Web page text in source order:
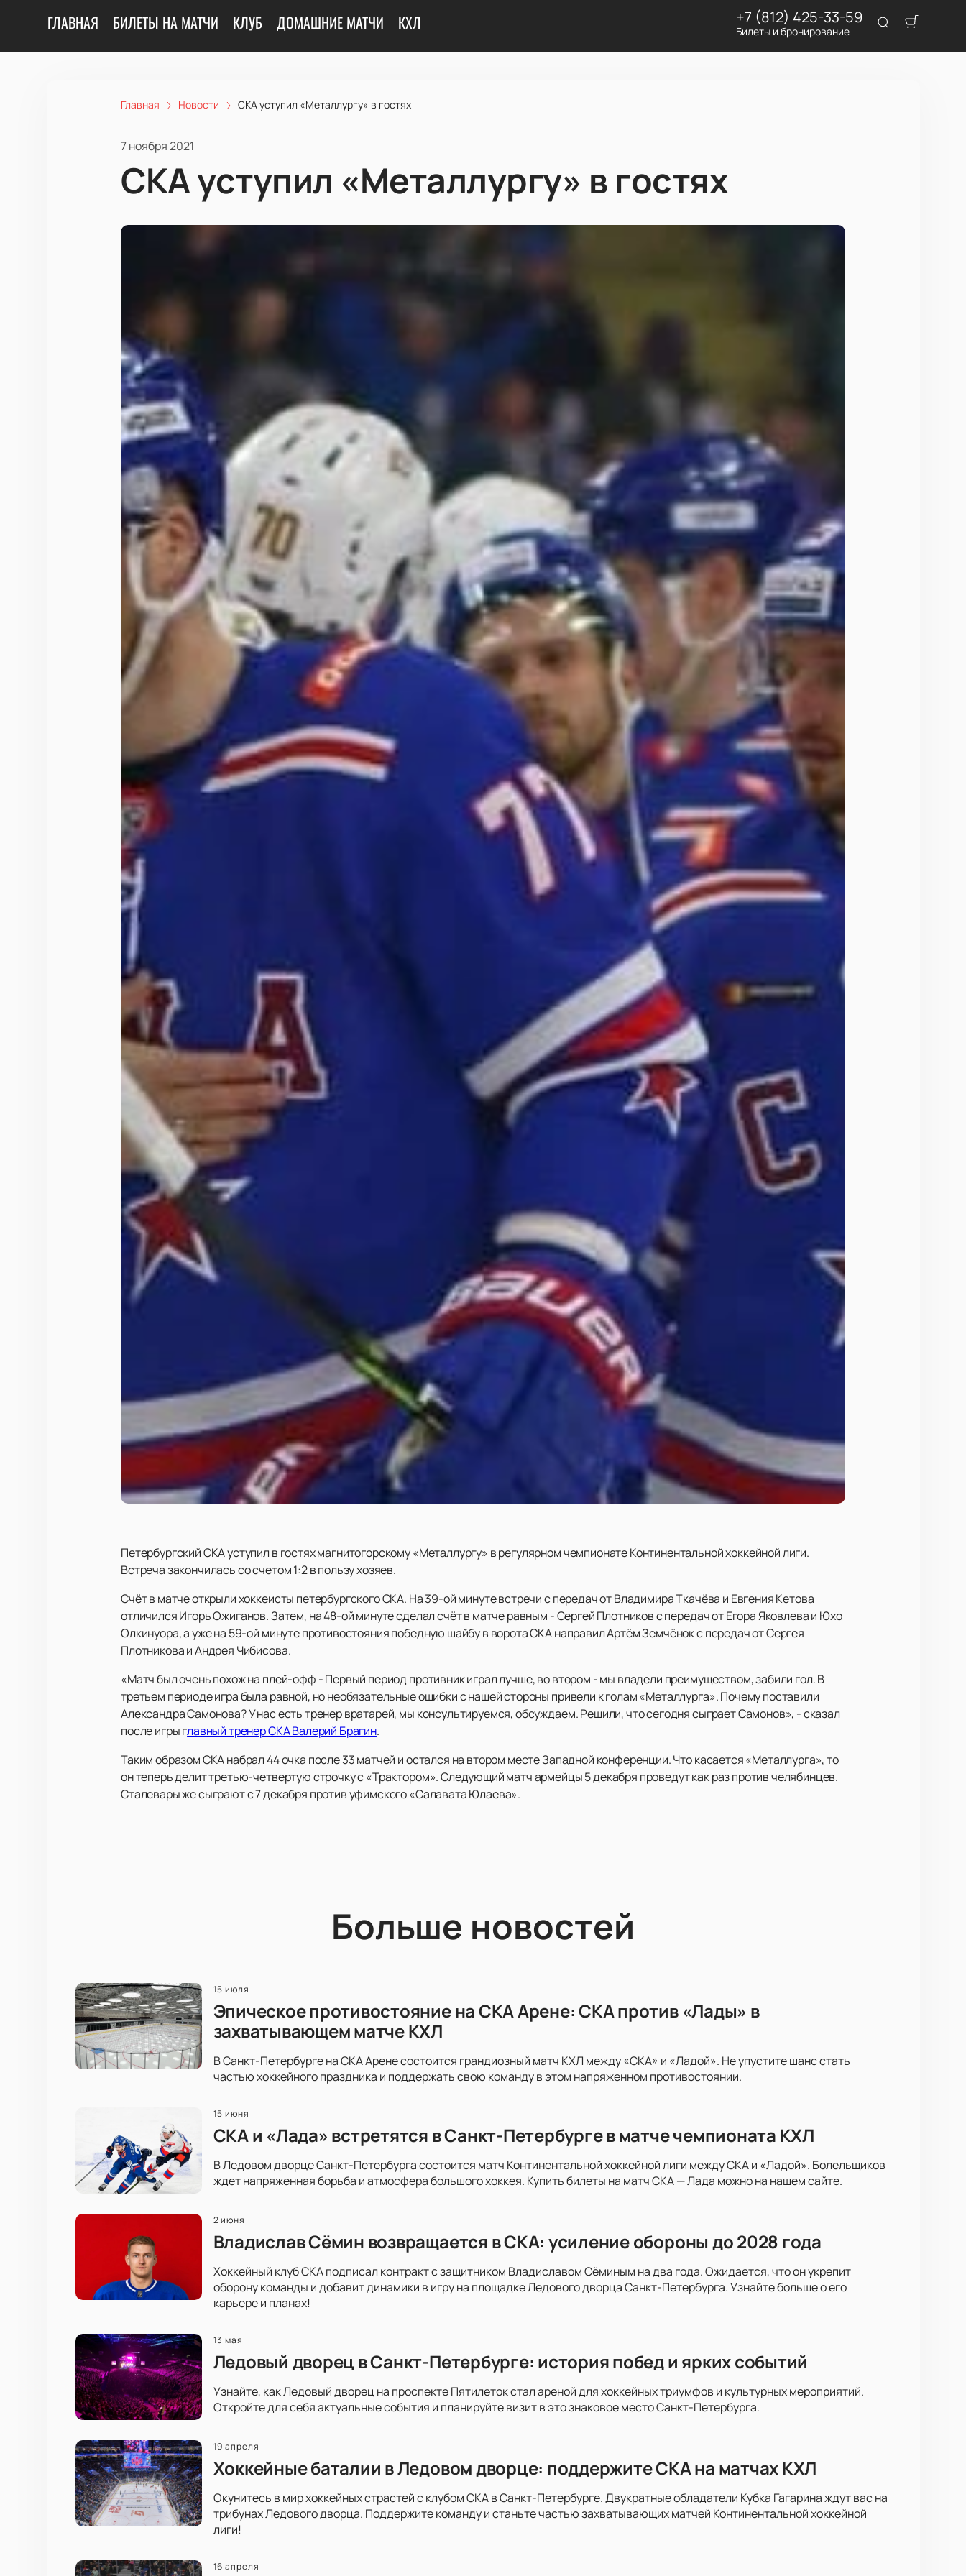
ГЛАВНАЯ БИЛЕТЫ НА МАТЧИ КЛУБ ДОМАШНИЕ МАТЧИ КХЛ +7 (812) 425-33-59
Билеты и бронирование
Главная Новости СКА уступил «Металлургу» в гостях
7 ноября 2021
СКА уступил «Металлургу» в гостях
Петербургский СКА уступил в гостях магнитогорскому «Металлургу» в регулярном чемпионате Континентальной хоккейной лиги.
Встреча закончилась со счетом 1:2 в пользу хозяев.
Счёт в матче открыли хоккеисты петербургского СКА. На 39-ой минуте встречи с передач от Владимира Ткачёва и Евгения Кетова
отличился Игорь Ожиганов. Затем, на 48-ой минуте сделал счёт в матче равным - Сергей Плотников с передач от Егора Яковлева и Юхо
Олкинуора, а уже на 59-ой минуте противостояния победную шайбу в ворота СКА направил Артём Земчёнок с передач от Сергея
Плотникова и Андрея Чибисова.
«Матч был очень похож на плей-офф - Первый период противник играл лучше, во втором - мы владели преимуществом, забили гол. В
третьем периоде игра была равной, но необязательные ошибки с нашей стороны привели к голам «Металлурга». Почему поставили
Александра Самонова? У нас есть тренер вратарей, мы консультируемся, обсуждаем. Решили, что сегодня сыграет Самонов», - сказал
после игры главный тренер СКА Валерий Брагин.
Таким образом СКА набрал 44 очка после 33 матчей и остался на втором месте Западной конференции. Что касается «Металлурга», то
он теперь делит третью-четвертую строчку с «Трактором». Следующий матч армейцы 5 декабря проведут как раз против челябинцев.
Сталевары же сыграют с 7 декабря против уфимского «Салавата Юлаева».
Больше новостей
15 июля
Эпическое противостояние на СКА Арене: СКА против «Лады» в
захватывающем матче КХЛ
В Санкт-Петербурге на СКА Арене состоится грандиозный матч КХЛ между «СКА» и «Ладой». Не упустите шанс стать
частью хоккейного праздника и поддержать свою команду в этом напряженном противостоянии.
15 июня
СКА и «Лада» встретятся в Санкт-Петербурге в матче чемпионата КХЛ
В Ледовом дворце Санкт-Петербурга состоится матч Континентальной хоккейной лиги между СКА и «Ладой». Болельщиков
ждет напряженная борьба и атмосфера большого хоккея. Купить билеты на матч СКА — Лада можно на нашем сайте.
2 июня
Владислав Сёмин возвращается в СКА: усиление обороны до 2028 года
Хоккейный клуб СКА подписал контракт с защитником Владиславом Сёминым на два года. Ожидается, что он укрепит
оборону команды и добавит динамики в игру на площадке Ледового дворца Санкт-Петербурга. Узнайте больше о его
карьере и планах!
13 мая
Ледовый дворец в Санкт-Петербурге: история побед и ярких событий
Узнайте, как Ледовый дворец на проспекте Пятилеток стал ареной для хоккейных триумфов и культурных мероприятий.
Откройте для себя актуальные события и планируйте визит в это знаковое место Санкт-Петербурга.
19 апреля
Хоккейные баталии в Ледовом дворце: поддержите СКА на матчах КХЛ
Окунитесь в мир хоккейных страстей с клубом СКА в Санкт-Петербурге. Двукратные обладатели Кубка Гагарина ждут вас на
трибунах Ледового дворца. Поддержите команду и станьте частью захватывающих матчей Континентальной хоккейной
лиги!
16 апреля